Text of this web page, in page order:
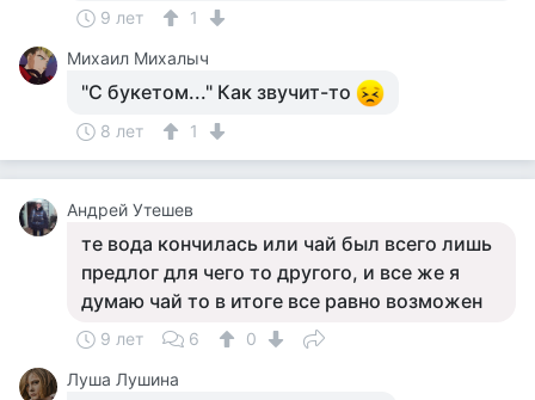
9 лет
1
Михаил Михалыч
"С букетом..." Как звучит-то
8 лет 1
Андрей Утешев
те вода кончилась или чай был всего лишь
предлог для чего то другого, и все же я
думаю чай то в итоге все равно возможен
9 лет 6
0
Луша Лушина